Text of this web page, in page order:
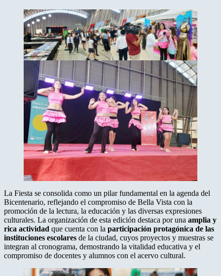
La Fiesta se consolida como un pilar fundamental en la agenda del
Bicentenario, reflejando el compromiso de Bella Vista con la
promoción de la lectura, la educación y las diversas expresiones
culturales. La organización de esta edición destaca por una amplia y
rica actividad que cuenta con la participación protagónica de las
instituciones escolares de la ciudad, cuyos proyectos y muestras se
integran al cronograma, demostrando la vitalidad educativa y el
compromiso de docentes y alumnos con el acervo cultural.